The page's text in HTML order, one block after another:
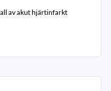
av akut hjärtinfarkt